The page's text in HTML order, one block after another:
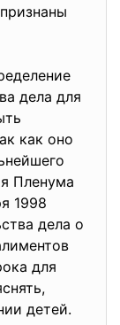
дела для
как оно
Пленума
1998
дела о
для
детей.